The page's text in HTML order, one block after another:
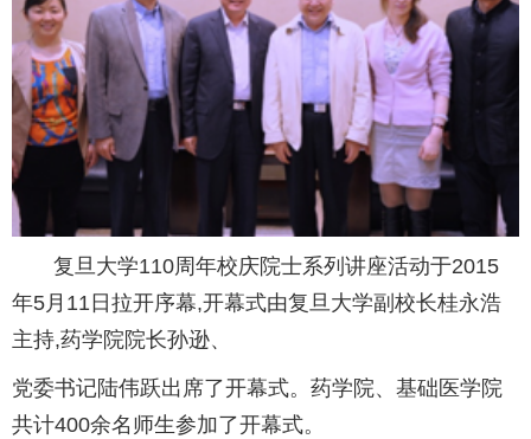
复旦大学110周年校庆院士系列讲座活动于2015
年5月11日拉开序幕,开幕式由复旦大学副校长桂永浩
主持,药学院院长孙逊、
党委书记陆伟跃出席了开幕式。药学院、基础医学院
共计400余名师生参加了开幕式。